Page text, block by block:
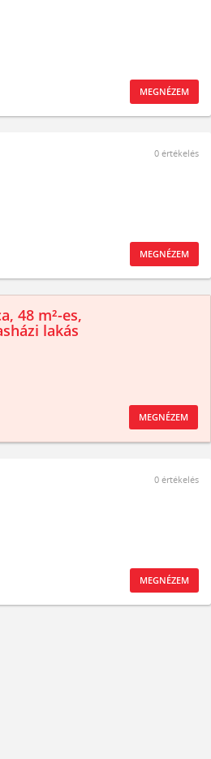
MEGNÉZEM
0 értékelés
MEGNÉZEM
48 m²-es,
lakás
MEGNÉZEM
0 értékelés
MEGNÉZEM